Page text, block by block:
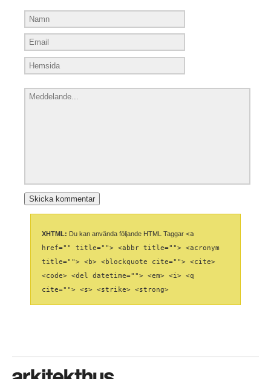
XHTML: Du kan använda följande HTML Taggar <a
href="" title=""> <abbr title=""> <acronym
title=""> <b> <blockquote cite=""> <cite>
<code> <del datetime=""> <em> <i> <q
cite=""> <s> <strike> <strong>